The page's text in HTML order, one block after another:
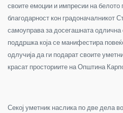
своите емоции и импресии на белото
благодарност кон градоначалникот
самоуправа за досегашната одлична
поддршка која се манифестира
одлучија да ги подарат своите
красат просториите на Општина
Секој уметник наслика по две дела